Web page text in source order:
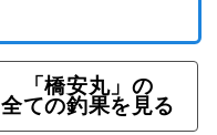
「橋安丸」の
全ての釣果を見る